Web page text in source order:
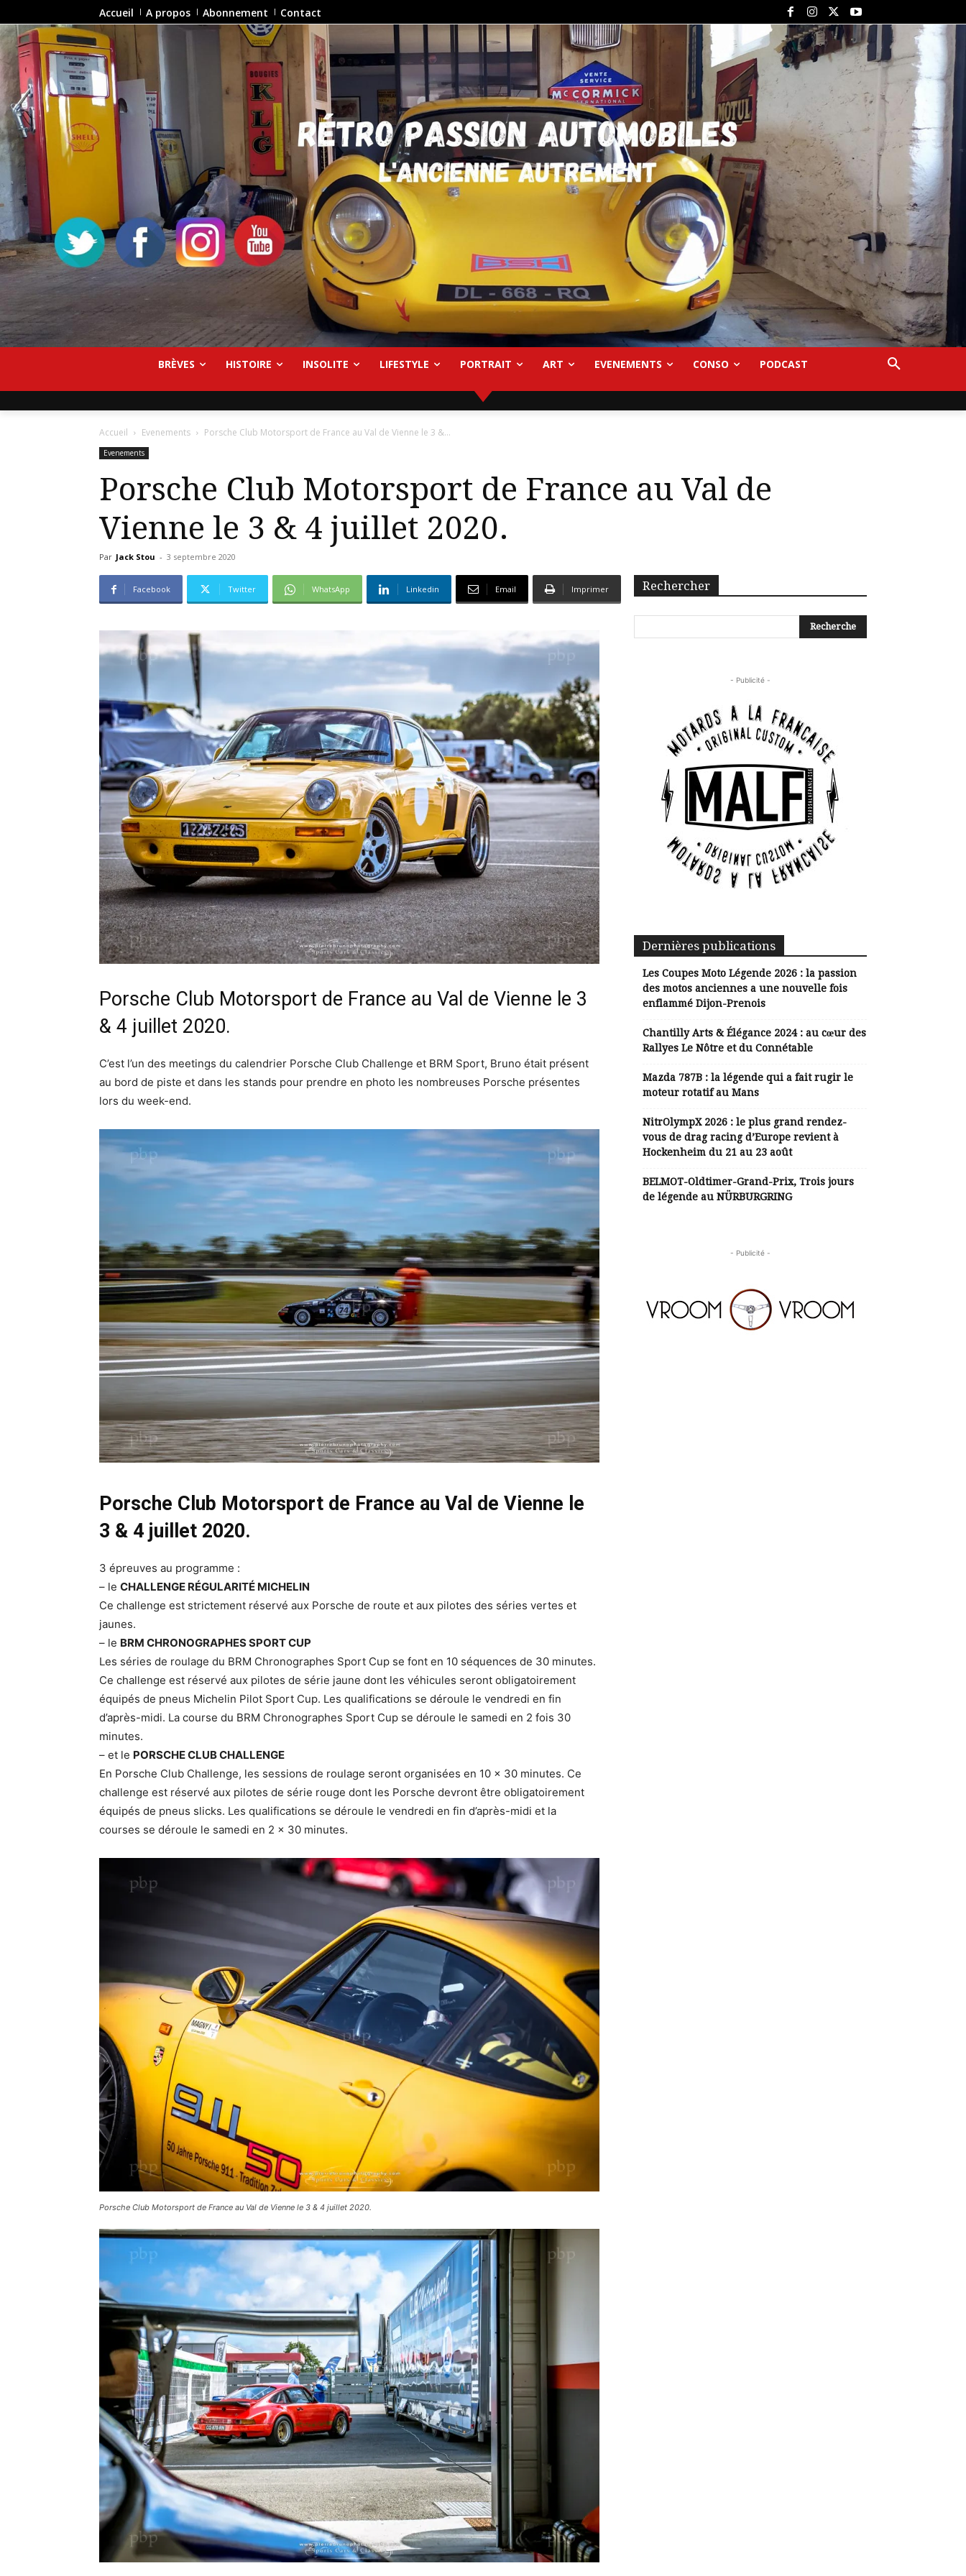
Accueil A propos Abonnement Contact
BRÈVES HISTOIRE INSOLITE LIFESTYLE PORTRAIT ART EVENEMENTS CONSO PODCAST
Accueil Evenements Porsche Club Motorsport de France au Val de Vienne le 3 &...
Evenements
Porsche Club Motorsport de France au Val de
Vienne le 3 & 4 juillet 2020.
Par Jack Stou - 3 septembre 2020
Facebook Twitter WhatsApp Linkedin Email Imprimer
Porsche Club Motorsport de France au Val de Vienne le 3
& 4 juillet 2020.
C’est l’un des meetings du calendrier Porsche Club Challenge et BRM Sport, Bruno était présent
au bord de piste et dans les stands pour prendre en photo les nombreuses Porsche présentes
lors du week-end.
Porsche Club Motorsport de France au Val de Vienne le
3 & 4 juillet 2020.
3 épreuves au programme :
– le CHALLENGE RÉGULARITÉ MICHELIN
Ce challenge est strictement réservé aux Porsche de route et aux pilotes des séries vertes et
jaunes.
– le BRM CHRONOGRAPHES SPORT CUP
Les séries de roulage du BRM Chronographes Sport Cup se font en 10 séquences de 30 minutes.
Ce challenge est réservé aux pilotes de série jaune dont les véhicules seront obligatoirement
équipés de pneus Michelin Pilot Sport Cup. Les qualifications se déroule le vendredi en fin
d’après-midi. La course du BRM Chronographes Sport Cup se déroule le samedi en 2 fois 30
minutes.
– et le PORSCHE CLUB CHALLENGE
En Porsche Club Challenge, les sessions de roulage seront organisées en 10 x 30 minutes. Ce
challenge est réservé aux pilotes de série rouge dont les Porsche devront être obligatoirement
équipés de pneus slicks. Les qualifications se déroule le vendredi en fin d’après-midi et la
courses se déroule le samedi en 2 x 30 minutes.
Porsche Club Motorsport de France au Val de Vienne le 3 & 4 juillet 2020.
Rechercher
- Publicité -
Dernières publications
Les Coupes Moto Légende 2026 : la passion
des motos anciennes a une nouvelle fois
enflammé Dijon-Prenois
Chantilly Arts & Élégance 2024 : au cœur des
Rallyes Le Nôtre et du Connétable
Mazda 787B : la légende qui a fait rugir le
moteur rotatif au Mans
NitrOlympX 2026 : le plus grand rendez-
vous de drag racing d’Europe revient à
Hockenheim du 21 au 23 août
BELMOT-Oldtimer-Grand-Prix, Trois jours
de légende au NÜRBURGRING
- Publicité -